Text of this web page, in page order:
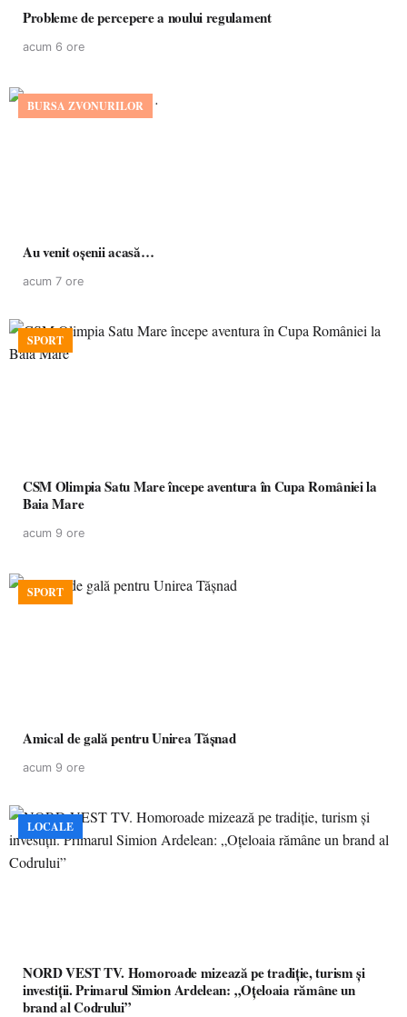
Probleme de percepere a noului regulament
acum 6 ore
BURSA ZVONURILOR
Au venit oșenii acasă…
acum 7 ore
SPORT
CSM Olimpia Satu Mare începe aventura în Cupa României la
Baia Mare
acum 9 ore
SPORT
Amical de gală pentru Unirea Tășnad
acum 9 ore
LOCALE
NORD VEST TV. Homoroade mizează pe tradiție, turism și
investiții. Primarul Simion Ardelean: „Oțeloaia rămâne un
brand al Codrului”